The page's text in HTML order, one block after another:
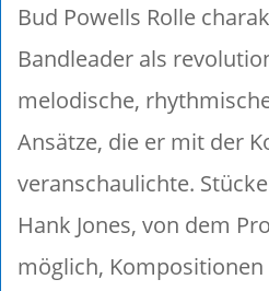
Bud Powells Rolle
Bandleader als
melodische,
Ansätze, die er mit der
veranschaulichte.
Hank Jones, von dem
möglich,